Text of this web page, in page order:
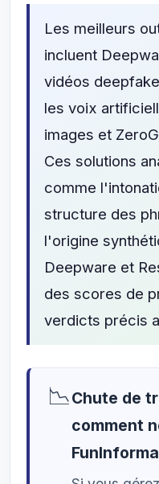
Les meilleurs
incluent
vidéos
les voix
images et
Ces solutions
comme
structure des
l'origine
Deepware et
des scores de
verdicts précis
📉Chute de
comment